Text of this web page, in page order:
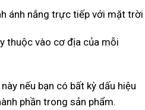
ánh nắng trực tiếp với mặt trời
thuộc vào cơ địa của mỗi
nếu bạn có bất kỳ dấu hiệu
phần trong sản phẩm.